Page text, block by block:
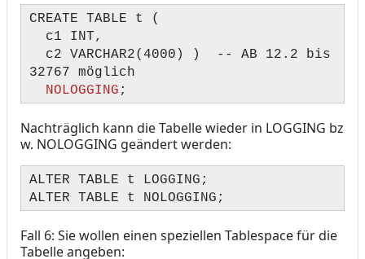
CREATE TABLE t (
c1 INT,
c2 VARCHAR2(4000) ) -- AB 12.2 bis
32767 möglich
NOLOGGING ;
Nachträglich kann die Tabelle wieder in LOGGING bz
w. NOLOGGING geändert werden:
ALTER TABLE t LOGGING;
ALTER TABLE t NOLOGGING;
Fall 6: Sie wollen einen speziellen Tablespace für die
Tabelle angeben: